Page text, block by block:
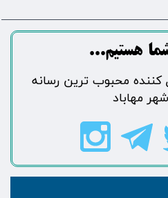
هستیم...​​​​​​​​​​​​​​
هزاردنبال کننده محبوب ترین رسانه
مهاباد​​​​​​​​​​​​​​